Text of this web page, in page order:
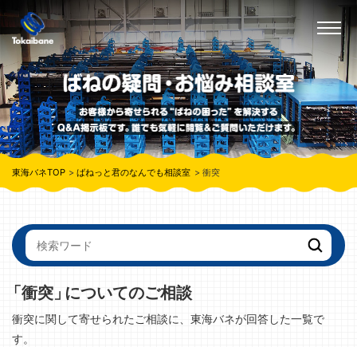
東海バネTOP ばねっと君のなんでも相談室 衝突
「衝突」についてのご相談
衝突に関して寄せられたご相談に、東海バネが回答した一覧で
す。